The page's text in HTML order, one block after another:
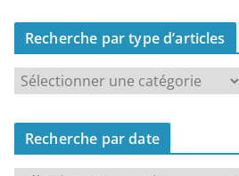
Recherche par type d’articles
e
c
e
Recherche par date